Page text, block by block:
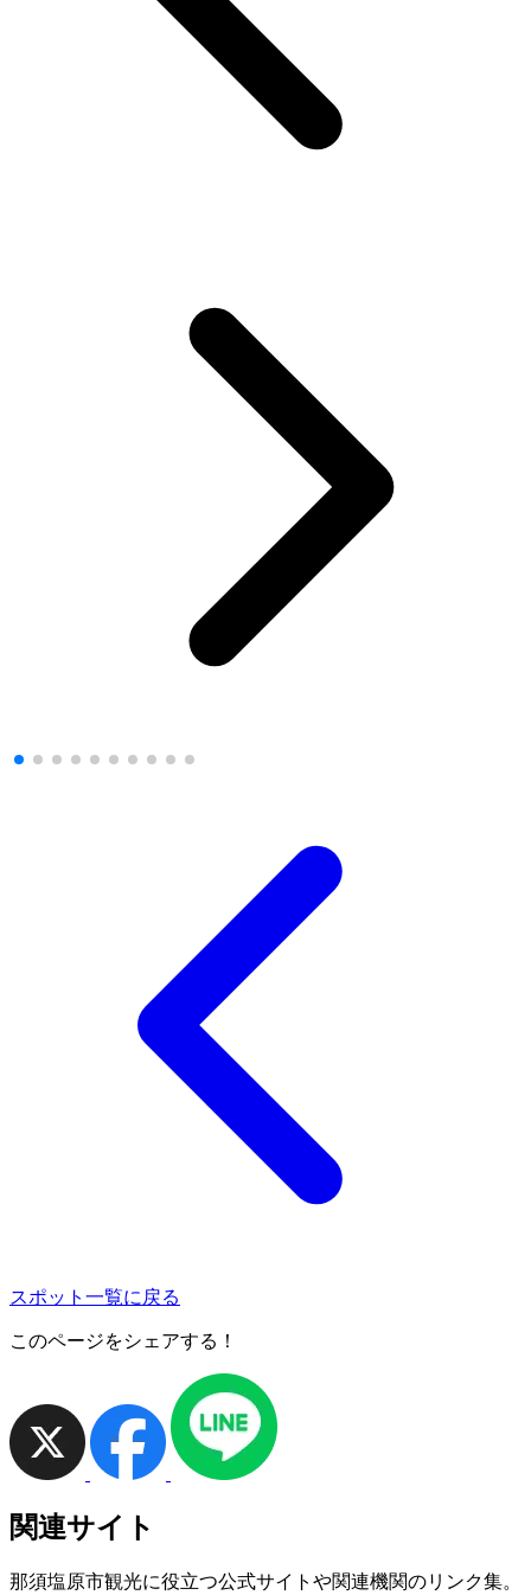
スポット一覧に戻る
このページをシェアする！
関連サイト
那須塩原市観光に役立つ公式サイトや関連機関のリンク集。